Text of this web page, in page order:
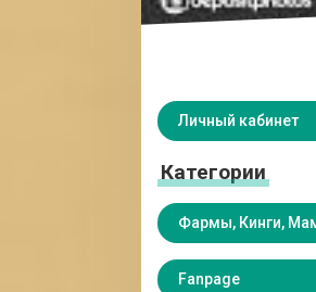
Личный кабинет
Категории
Фармы, Кинги,
Fanpage